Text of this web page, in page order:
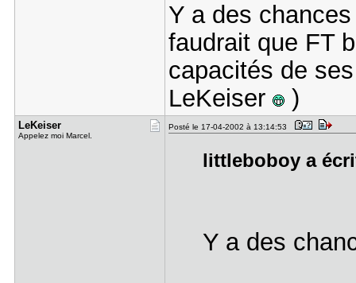
Y a des
faudrait que FT
capacités de
LeKeiser
)
LeKeiser
Appelez moi Marcel.
Posté le 17-04-2002 à 13:14:53
littleboboy a
Y a des